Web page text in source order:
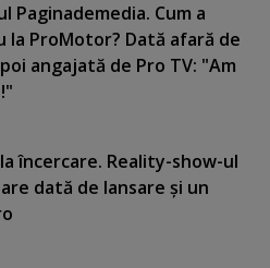
Paginademedia. Cum a
la ProMotor? Dată afară de
angajată de Pro TV: "Am
încercare. Reality-show-ul
are dată de lansare şi un